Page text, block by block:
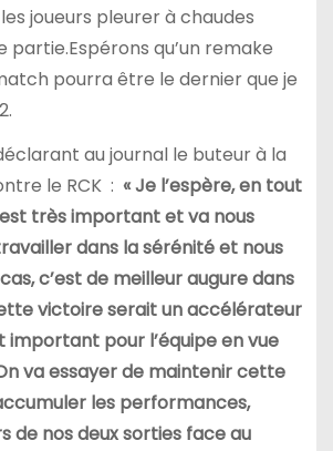
joueurs pleurer à chaudes
partie.Espérons qu’un remake
pourra être le dernier que je
au journal le buteur à la
le RCK : « Je l’espère, en tout
très important et va nous
dans la sérénité et nous
c’est de meilleur augure dans
victoire serait un accélérateur
pour l’équipe en vue
va essayer de maintenir cette
les performances,
de nos deux sorties face au